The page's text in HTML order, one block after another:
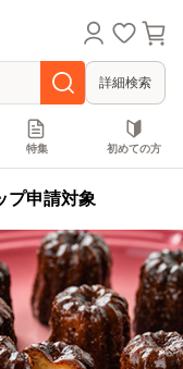
詳細検索
特集 初めての方
プ申請対象